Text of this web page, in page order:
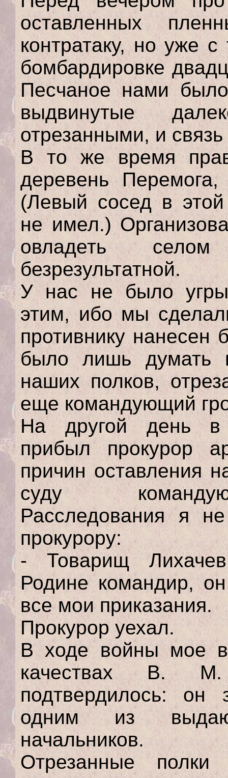
оставленных
контратаку, но уже
бомбардировке
Песчаное нами
выдвинутые
отрезанными, и
В то же время
деревень
(Левый сосед в
не имел.)
овладеть
безрезультатной.
У нас не было
этим, ибо мы
противнику
было лишь думать
наших полков,
еще командующий
На другой день в
прибыл прокурор
причин оставления
суду
Расследования я
прокурору:
- Товарищ
Родине командир,
все мои приказания.
Прокурор уехал.
В ходе войны мое
качествах В. М.
подтвердилось: он
одним из
начальников.
Отрезанные